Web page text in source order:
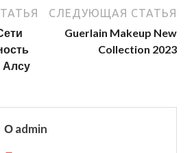
Алсу
СЛЕДУЮЩАЯ СТАТЬЯ
Guerlain Makeup New
Collection 2023
О admin